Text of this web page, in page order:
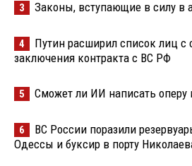
3 Законы, вступающие в силу в
4
Путин расширил список лиц
заключения контракта с ВС РФ
5 Сможет ли ИИ написать оперу
6
ВС России поразили
Одессы и буксир в порту